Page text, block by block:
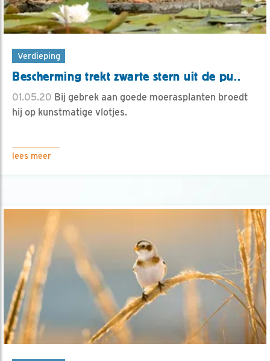
Verdieping
Bescherming trekt zwarte stern uit de pu..
01.05.20 Bij gebrek aan goede moerasplanten broedt
hij op kunstmatige vlotjes.
lees meer